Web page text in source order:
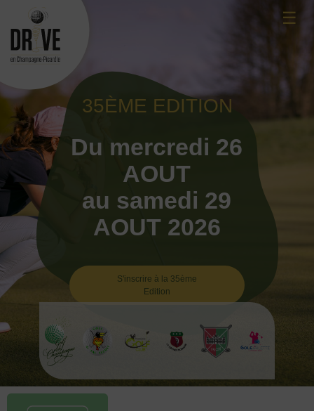
content
☰
35ÈME EDITION
Du mercredi 26
AOUT
au samedi 29
AOUT 2026
S'inscrire à la 35ème
Edition